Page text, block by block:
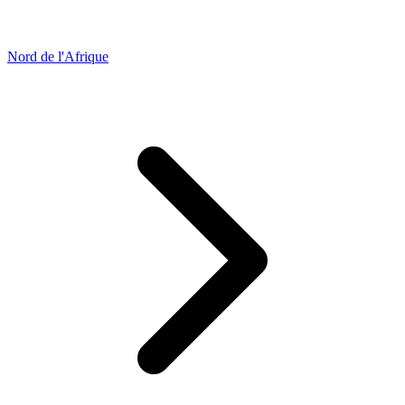
Nord de l'Afrique